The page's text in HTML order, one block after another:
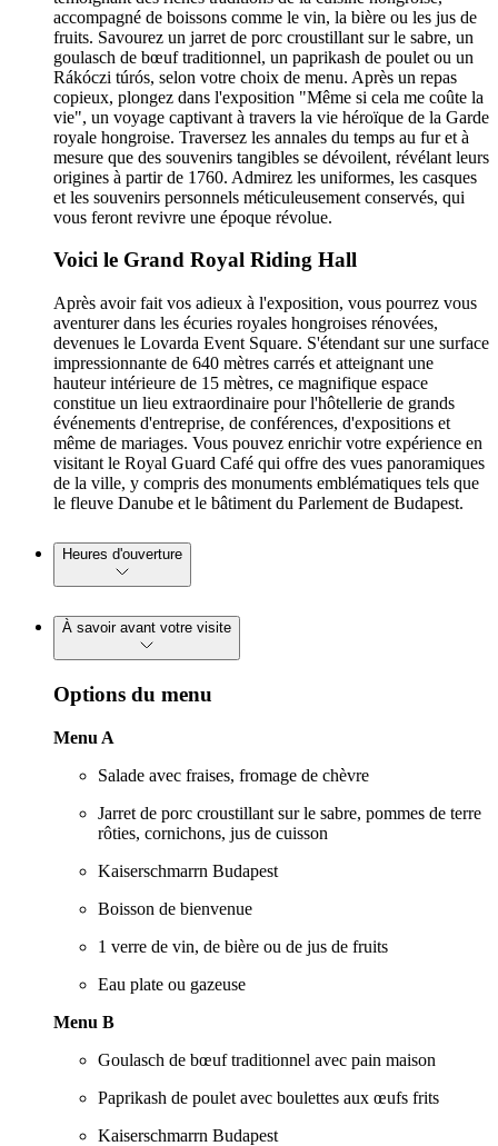
accompagné de boissons comme le vin, la bière ou les jus de
fruits. Savourez un jarret de porc croustillant sur le sabre, un
goulasch de bœuf traditionnel, un paprikash de poulet ou un
Rákóczi túrós, selon votre choix de menu. Après un repas
copieux, plongez dans l'exposition "Même si cela me coûte la
vie", un voyage captivant à travers la vie héroïque de la Garde
royale hongroise. Traversez les annales du temps au fur et à
mesure que des souvenirs tangibles se dévoilent, révélant leurs
origines à partir de 1760. Admirez les uniformes, les casques
et les souvenirs personnels méticuleusement conservés, qui
vous feront revivre une époque révolue.
Voici le Grand Royal Riding Hall
Après avoir fait vos adieux à l'exposition, vous pourrez vous
aventurer dans les écuries royales hongroises rénovées,
devenues le Lovarda Event Square. S'étendant sur une surface
impressionnante de 640 mètres carrés et atteignant une
hauteur intérieure de 15 mètres, ce magnifique espace
constitue un lieu extraordinaire pour l'hôtellerie de grands
événements d'entreprise, de conférences, d'expositions et
même de mariages. Vous pouvez enrichir votre expérience en
visitant le Royal Guard Café qui offre des vues panoramiques
de la ville, y compris des monuments emblématiques tels que
le fleuve Danube et le bâtiment du Parlement de Budapest.
Heures d'ouverture
À savoir avant votre visite
Options du menu
Menu A
Salade avec fraises, fromage de chèvre
Jarret de porc croustillant sur le sabre, pommes de terre
rôties, cornichons, jus de cuisson
Kaiserschmarrn Budapest
Boisson de bienvenue
1 verre de vin, de bière ou de jus de fruits
Eau plate ou gazeuse
Menu B
Goulasch de bœuf traditionnel avec pain maison
Paprikash de poulet avec boulettes aux œufs frits
Kaiserschmarrn Budapest